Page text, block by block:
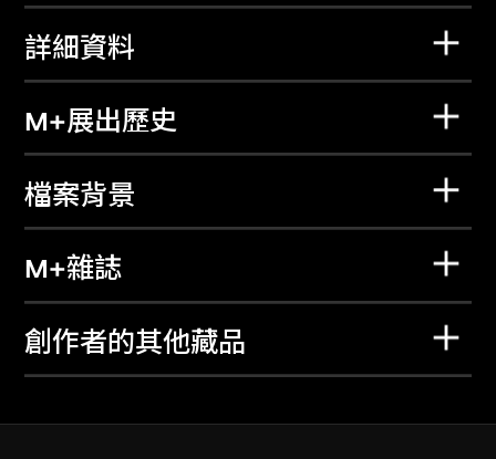
詳細資料
M+展出歷史
檔案背景
M+雜誌
創作者的其他藏品